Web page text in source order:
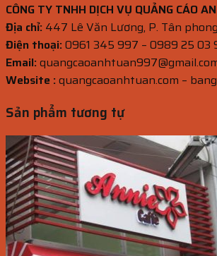
CÔNG TY TNHH DỊCH VỤ QUẢNG CÁO
Địa chỉ: 447 Lê Văn Lương, P. Tân
Điện thoại:0961 345 997 – 0989 25 03
Email:
Website :quangcaoanhtuan.com –
Sản phẩm tương tự